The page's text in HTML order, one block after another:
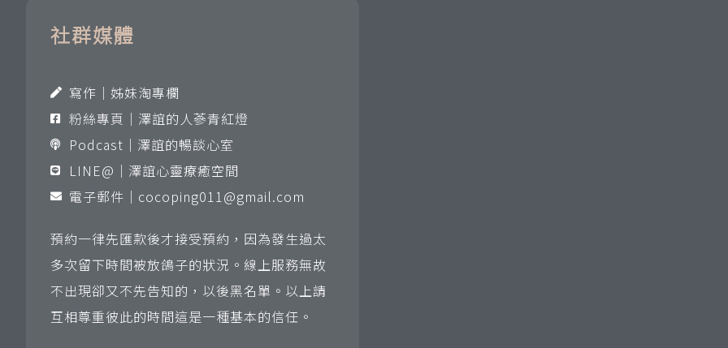
社群媒體
寫作｜姊妹淘專欄
粉絲專頁｜澤誼的人蔘青紅燈
Podcast｜澤誼的暢談心室
LINE@｜澤誼心靈療癒空間
電子郵件｜ cocoping011@gmail.com
預約一律先匯款後才接受預約，因為發生過太
多次留下時間被放鴿子的狀況。線上服務無故
不出現卻又不先告知的，以後黑名單。以上請
互相尊重彼此的時間這是一種基本的信任。